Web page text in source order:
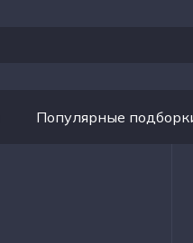
Популярные